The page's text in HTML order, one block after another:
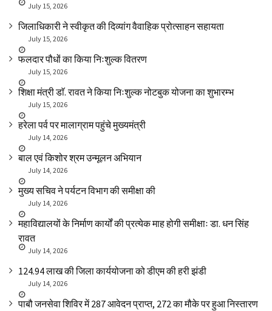
July 15, 2026
जिलाधिकारी ने स्वीकृत की दिव्यांग वैवाहिक प्रोत्साहन सहायता
July 15, 2026
फलदार पौधों का किया निःशुल्क वितरण
July 15, 2026
शिक्षा मंत्री डाॅ. रावत ने किया निःशुल्क नोटबुक योजना का शुभारम्भ
July 15, 2026
हरेला पर्व पर मालाग्राम पहुंचे मुख्यमंत्री
July 14, 2026
बाल एवं किशोर श्रम उन्मूलन अभियान
July 14, 2026
मुख्य सचिव ने पर्यटन विभाग की समीक्षा की
July 14, 2026
महाविद्यालयों के निर्माण कार्यों की प्रत्येक माह होगी समीक्षाः डा. धन सिंह
रावत
July 14, 2026
₹124.94 लाख की जिला कार्ययोजना को डीएम की हरी झंडी
July 14, 2026
पाबौ जनसेवा शिविर में 287 आवेदन प्राप्त, 272 का मौके पर हुआ निस्तारण